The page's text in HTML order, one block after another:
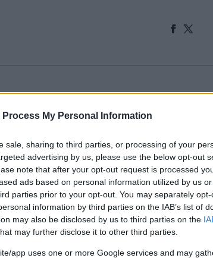
Process My Personal Information
sale, sharing to third parties, or processing of your
advertising by us, please use the below opt-out
note that after your opt-out request is processed
ads based on personal information utilized by us
parties prior to your opt-out. You may separately
information by third parties on the IAB’s list of
may also be disclosed by us to third parties on the
may further disclose it to other third parties.
app uses one or more Google services and may